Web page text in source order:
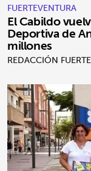
FUERTEVENTURA
El Cabildo
Deportiva de
millones
REDACCIÓN